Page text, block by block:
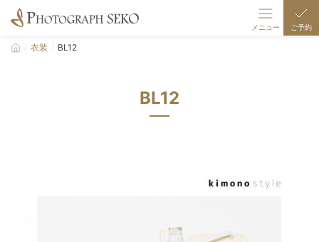
メニュー ご予約
撮影メニュー
衣装 BL12
BL12